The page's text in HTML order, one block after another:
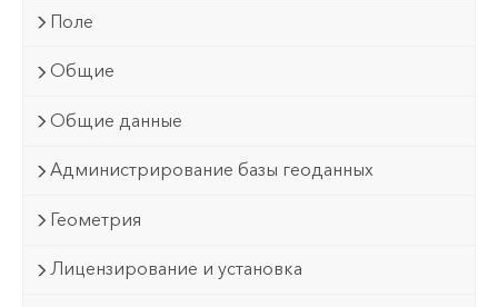
Поле
Общие
Общие данные
Администрирование базы геоданных
Геометрия
Лицензирование и установка